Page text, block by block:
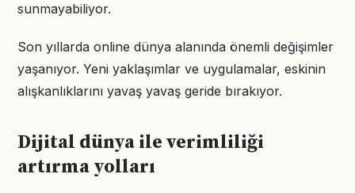
sunmayabiliyor.
Son yıllarda online dünya alanında önemli değişimler
yaşanıyor. Yeni yaklaşımlar ve uygulamalar, eskinin
alışkanlıklarını yavaş yavaş geride bırakıyor.
Dijital dünya ile verimliliği
artırma yolları